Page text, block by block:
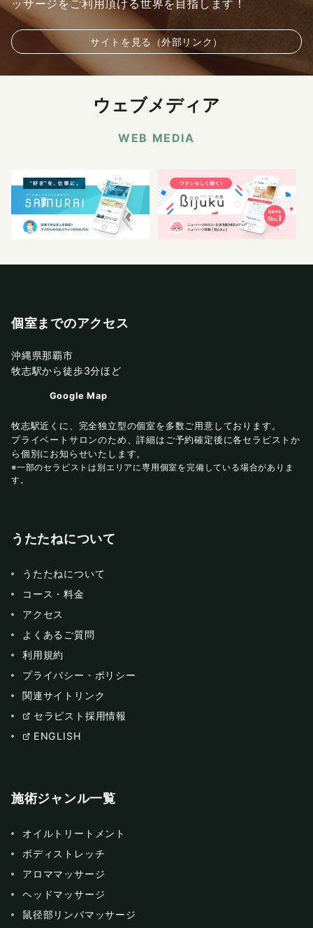
ッサージをご利用頂ける世界を目指します！
サイトを見る（外部リンク）
ウェブメディア
WEB MEDIA
個室までのアクセス
沖縄県那覇市
牧志駅から徒歩3分ほど
Google Map
牧志駅近くに、完全独立型の個室を多数ご用意しております。
プライベートサロンのため、詳細はご予約確定後に各セラピストか
ら個別にお知らせいたします。
※一部のセラピストは別エリアに専用個室を完備している場合がありま
す。
うたたねについて
うたたねについて
コース・料金
アクセス
よくあるご質問
利用規約
プライバシー・ポリシー
関連サイトリンク
セラピスト採用情報
ENGLISH
施術ジャンル一覧
オイルトリートメント
ボディストレッチ
アロママッサージ
ヘッドマッサージ
鼠径部リンパマッサージ